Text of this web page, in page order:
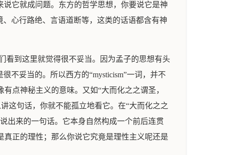
它就成问题。东方的哲学思想，你要说它是神
心行路绝、言语道断等，这类的话语都含有神
看到这里就觉得很不妥当。因为孟子的思想有头
不妥当的。所以西方的“mysticism”一词，并不
点神秘主义的意味。又如“大而化之之谓圣，
这句话，你就不能孤立地看它。在“大而化之之
出来的一句话。它本身自然构成一个前后连贯
正的理性；那么你说它究竟是理性主义呢还是